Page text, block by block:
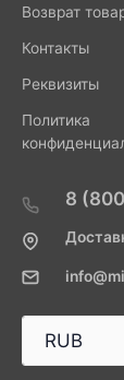
Возврат
Контакты
Реквизиты
Политика
8